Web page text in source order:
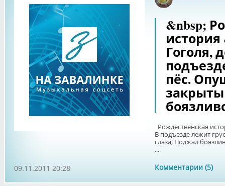
&nbsp;
история
Гоголя,
пёс.
Рождественская
В подъезде лежит
глаза, Поджал
...
Комментарии (5)
09.11.2011 20:28